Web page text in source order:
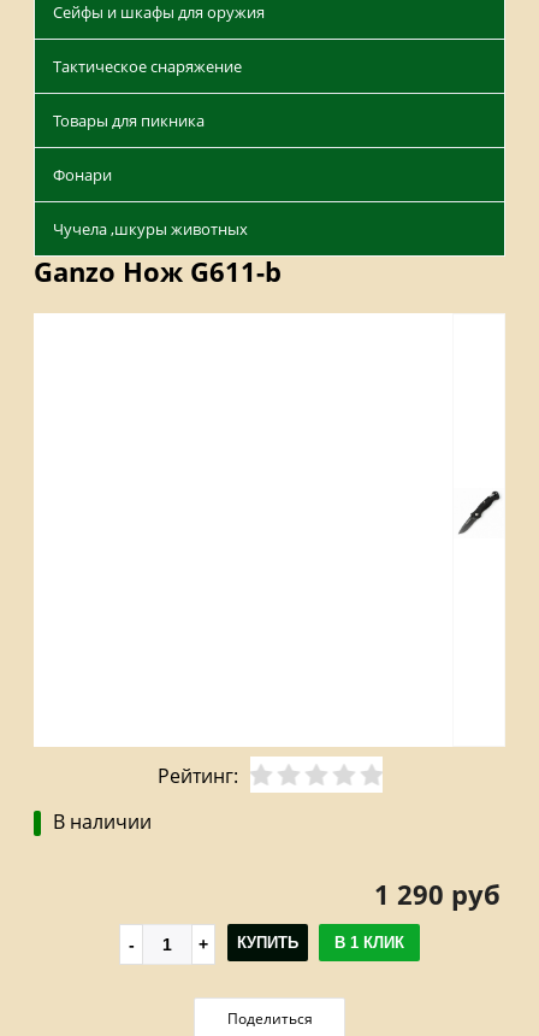
Сейфы и шкафы для оружия
Тактическое снаряжение
Товары для пикника
Фонари
Чучела ,шкуры животных
Ganzo Нож G611-b
Описание Отзывы Наличие на складах
Рейтинг:
В наличии
1 290 руб
КУПИТЬ В 1 КЛИК
Поделиться